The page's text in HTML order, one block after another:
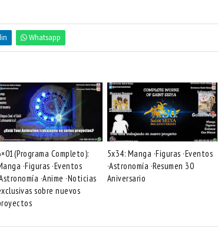
Whatsapp
Completo):
·Figuras ·Eventos
·Anime ·Noticias
sobre nuevos
5x34: Manga ·Figuras ·Eventos
·Astronomía ·Resumen 30
Aniversario